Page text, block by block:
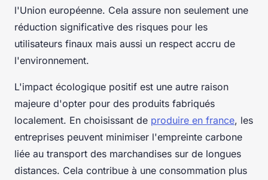
l'Union européenne. Cela assure non seulement une
réduction significative des risques pour les
utilisateurs finaux mais aussi un respect accru de
l'environnement.
L'impact écologique positif est une autre raison
majeure d'opter pour des produits fabriqués
localement. En choisissant de produire en france, les
entreprises peuvent minimiser l'empreinte carbone
liée au transport des marchandises sur de longues
distances. Cela contribue à une consommation plus